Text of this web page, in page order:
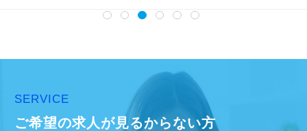
SERVICE
ご希望の求人が見るからない方